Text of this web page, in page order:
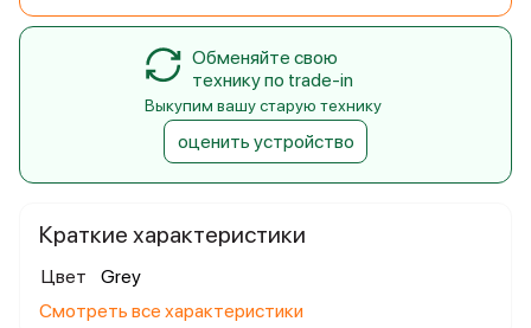
Краткие характеристики
Цвет
Grey
Смотреть все характеристики
Обменяйте свою
технику по trade-in
Выкупим вашу старую технику
оценить устройство